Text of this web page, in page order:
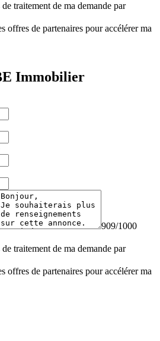
traitement de ma demande par
offres de partenaires pour accélérer ma
Immobilier
909/1000
traitement de ma demande par
offres de partenaires pour accélérer ma